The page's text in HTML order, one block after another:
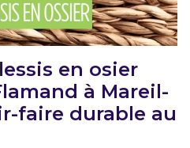
en osier
à Mareil-
faire durable au